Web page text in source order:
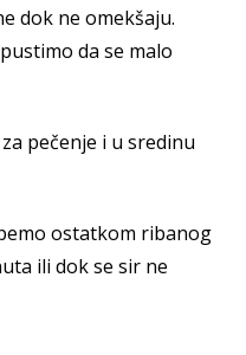
dok ne omekšaju.
da se malo
pečenje i u sredinu
ostatkom ribanog
ili dok se sir ne